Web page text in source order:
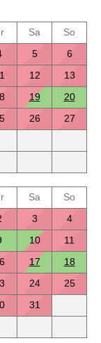
Sa
So
5
6
12
13
19
20
26
27
Sa
So
3
4
10
11
17
18
24
25
31